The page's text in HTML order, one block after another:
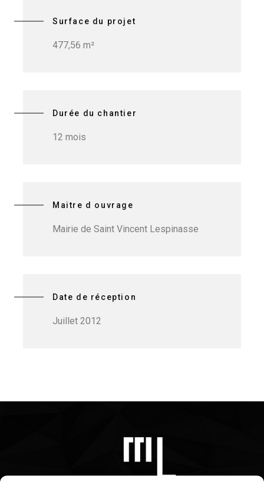
Surface du projet
477,56 m²
Durée du chantier
12 mois
Maitre d ouvrage
Mairie de Saint Vincent Lespinasse
Date de réception
Juillet 2012